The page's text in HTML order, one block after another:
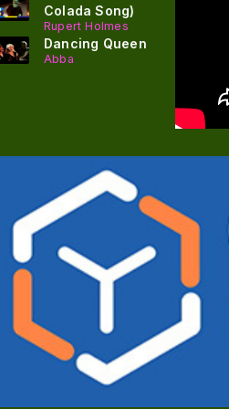
Colada Song)
Rupert Holmes
Dancing Queen
Abba